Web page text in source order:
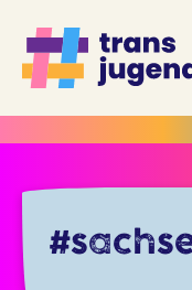
Inhalt
springen